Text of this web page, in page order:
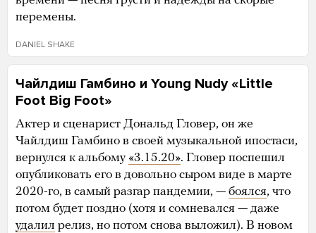
перемены.
DANIEL SHAKE
Чайлдиш Гамбино и Young Nudy «Little
Foot Big Foot»
Актер и сценарист Дональд Гловер, он же
Чайлдиш Гамбино в своей музыкальной ипостаси,
вернулся к альбому «3.15.20». Гловер поспешил
опубликовать его в довольно сыром виде в марте
2020-го, в самый разгар пандемии, — боялся, что
потом будет поздно (хотя и сомневался — даже
удалил релиз, но потом снова выложил). В новом